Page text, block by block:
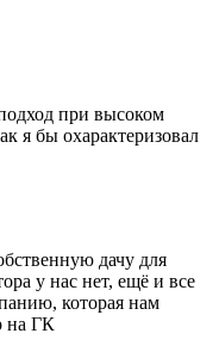
при высоком
я бы охарактеризовал
дачу для
у нас нет, ещё и все
которая нам
на ГК